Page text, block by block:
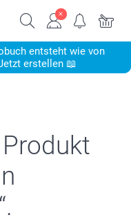
entsteht wie von
erstellen 📖
“.